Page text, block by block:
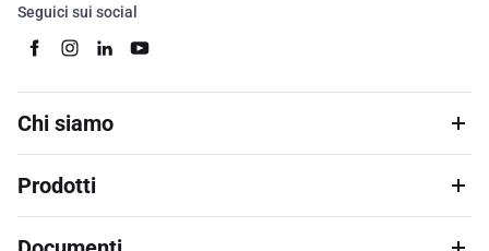
Seguici sui social
Chi siamo
Prodotti